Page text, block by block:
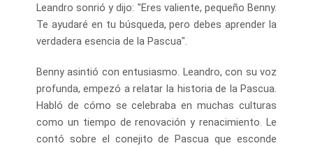
Leandro sonrió y dijo: "Eres valiente, pequeño Benny.
Te ayudaré en tu búsqueda, pero debes aprender la
verdadera esencia de la Pascua".
Benny asintió con entusiasmo. Leandro, con su voz
profunda, empezó a relatar la historia de la Pascua.
Habló de cómo se celebraba en muchas culturas
como un tiempo de renovación y renacimiento. Le
contó sobre el conejito de Pascua que esconde